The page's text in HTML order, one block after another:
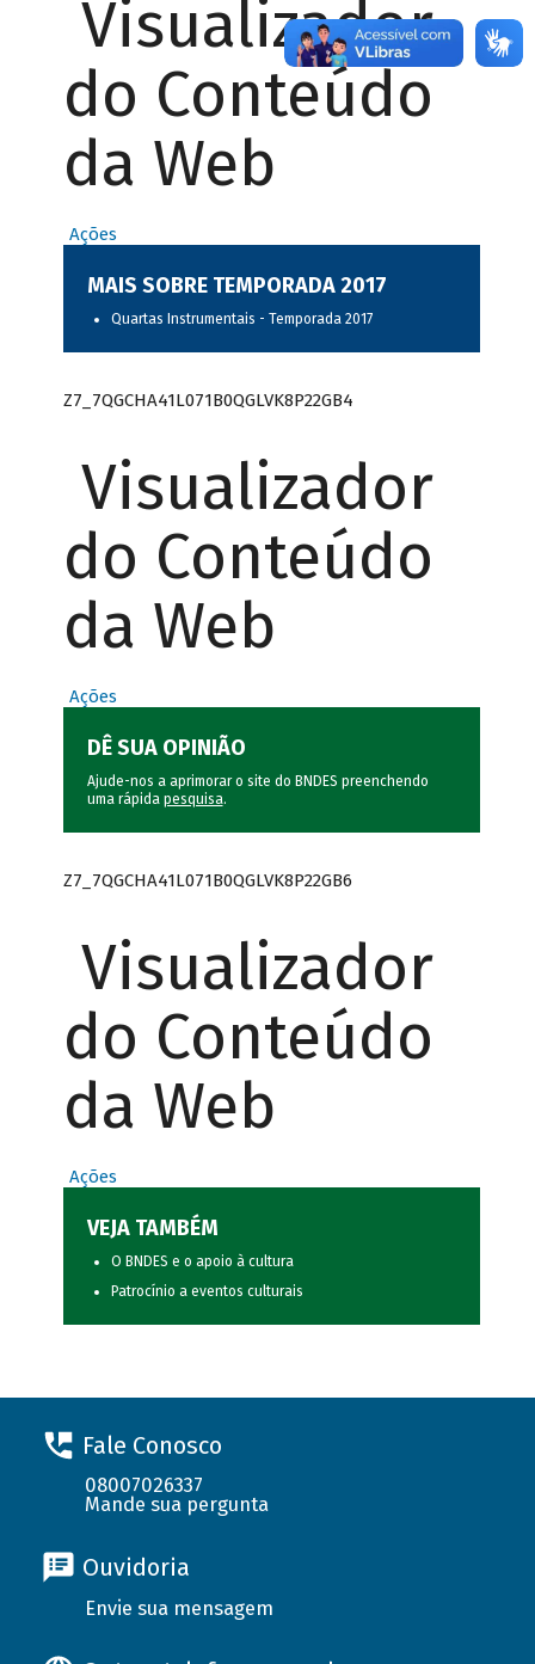
Visualizador
do Conteúdo
da Web
Ações
MAIS SOBRE TEMPORADA 2017
Quartas Instrumentais - Temporada 2017
Z7_7QGCHA41L071B0QGLVK8P22GB4
Visualizador
do Conteúdo
da Web
Ações
DÊ SUA OPINIÃO
Ajude-nos a aprimorar o site do BNDES preenchendo
uma rápida pesquisa.
Z7_7QGCHA41L071B0QGLVK8P22GB6
Visualizador
do Conteúdo
da Web
Ações
VEJA TAMBÉM
O BNDES e o apoio à cultura
Patrocínio a eventos culturais
Fale Conosco
08007026337
Mande sua pergunta
Ouvidoria
Envie sua mensagem